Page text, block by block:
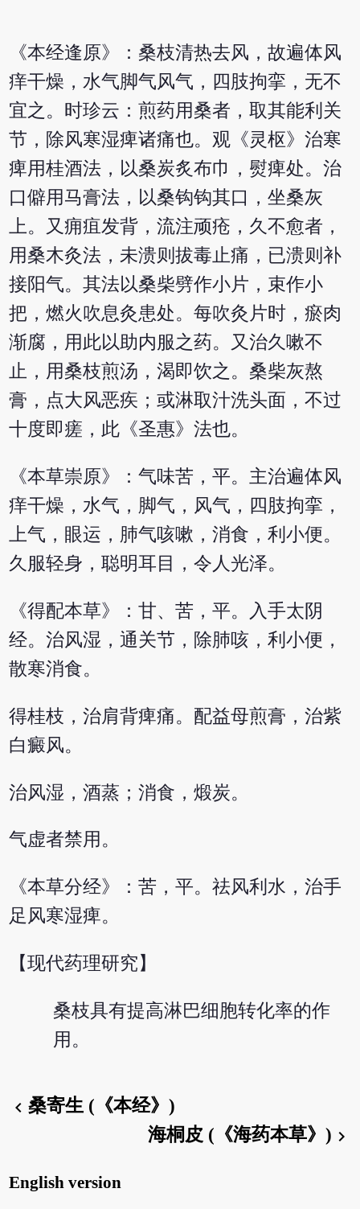
《本经逢原》：桑枝清热去风，故遍体风
痒干燥，水气脚气风气，四肢拘挛，无不
宜之。时珍云：煎药用桑者，取其能利关
节，除风寒湿痺诸痛也。观《灵枢》治寒
痺用桂酒法，以桑炭炙布巾，熨痺处。治
口僻用马膏法，以桑钩钩其口，坐桑灰
上。又痈疽发背，流注顽疮，久不愈者，
用桑木灸法，未溃则拔毒止痛，已溃则补
接阳气。其法以桑柴劈作小片，束作小
把，燃火吹息灸患处。每吹灸片时，瘀肉
渐腐，用此以助内服之药。又治久嗽不
止，用桑枝煎汤，渴即饮之。桑柴灰熬
膏，点大风恶疾；或淋取汁洗头面，不过
十度即瘥，此《圣惠》法也。
《本草崇原》：气味苦，平。主治遍体风
痒干燥，水气，脚气，风气，四肢拘挛，
上气，眼运，肺气咳嗽，消食，利小便。
久服轻身，聪明耳目，令人光泽。
《得配本草》：甘、苦，平。入手太阴
经。治风湿，通关节，除肺咳，利小便，
散寒消食。
得桂枝，治肩背痺痛。配益母煎膏，治紫
白癜风。
治风湿，酒蒸；消食，煅炭。
气虚者禁用。
《本草分经》：苦，平。祛风利水，治手
足风寒湿痺。
【现代药理研究】
桑枝具有提高淋巴细胞转化率的作
用。
chevron_left桑寄生 (《本经》)
海桐皮 (《海药本草》) chevron_right
English version